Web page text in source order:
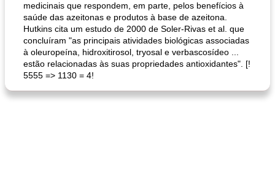
medicinais que respondem, em parte, pelos benefícios à
saúde das azeitonas e produtos à base de azeitona.
Hutkins cita um estudo de 2000 de Soler-Rivas et al. que
concluíram "as principais atividades biológicas associadas
à oleuropeína, hidroxitirosol, tryosal e verbascosídeo ...
estão relacionadas às suas propriedades antioxidantes". [!
5555 => 1130 = 4!